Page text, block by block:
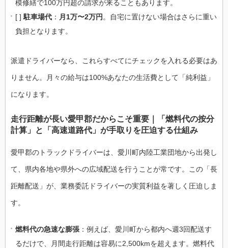
模修繕で100万円超の請求が来ることもあります。
[ ] 駐車場代 ： 月1万〜2万円 。自宅に置けない場合はさらに重い
負担となります。
派遣ドライバーなら、これらすべてにチェックを入れる必要はあ
りません。月々の給与は100%あなたの生活費として「純利益」
になります。
走行距離が長い愛甲郡だからこそ重要｜「燃料代の按分
計算」と「高速道路代」が手取りを圧迫する仕組み
愛甲郡のトラックドライバーは、愛川町内陸工業団地から出発し
て、県内各地や県外への広域配送を行うことが常です。この「長
距離配送」が、業務委託ドライバーの実質利益を著しく圧迫しま
す。
燃料代の急速な膨張 ：例えば、愛川町から都内へ週3回配送す
るだけで、月間走行距離は容易に2,500kmを超えます。燃料代